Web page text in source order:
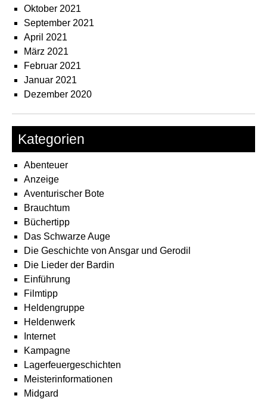
Oktober 2021
September 2021
April 2021
März 2021
Februar 2021
Januar 2021
Dezember 2020
Kategorien
Abenteuer
Anzeige
Aventurischer Bote
Brauchtum
Büchertipp
Das Schwarze Auge
Die Geschichte von Ansgar und Gerodil
Die Lieder der Bardin
Einführung
Filmtipp
Heldengruppe
Heldenwerk
Internet
Kampagne
Lagerfeuergeschichten
Meisterinformationen
Midgard